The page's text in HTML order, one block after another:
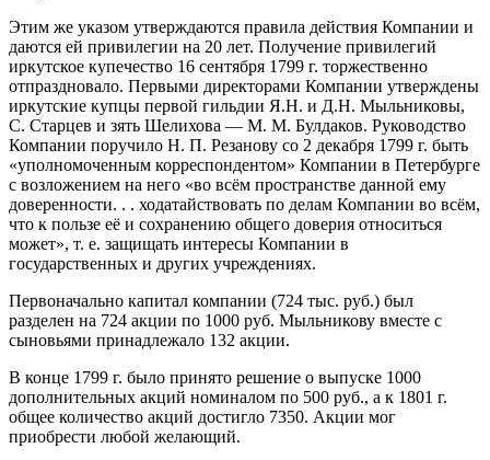
Этим же указом утверждаются правила действия Компании и
даются ей привилегии на 20 лет. Получение привилегий
иркутское купечество 16 сентября 1799 г. торжественно
отпраздновало. Первыми директорами Компании утверждены
иркутские купцы первой гильдии Я.Н. и Д.Н. Мыльниковы,
С. Старцев и зять Шелихова — М. М. Булдаков. Руководство
Компании поручило Н. П. Резанову со 2 декабря 1799 г. быть
«уполномоченным корреспондентом» Компании в Петербурге
с возложением на него «во всём пространстве данной ему
доверенности. . . ходатайствовать по делам Компании во всём,
что к пользе её и сохранению общего доверия относиться
может», т. е. защищать интересы Компании в
государственных и других учреждениях.
Первоначально капитал компании (724 тыс. руб.) был
разделен на 724 акции по 1000 руб. Мыльникову вместе с
сыновьями принадлежало 132 акции.
В конце 1799 г. было принято решение о выпуске 1000
дополнительных акций номиналом по 500 руб., а к 1801 г.
общее количество акций достигло 7350. Акции мог
приобрести любой желающий.